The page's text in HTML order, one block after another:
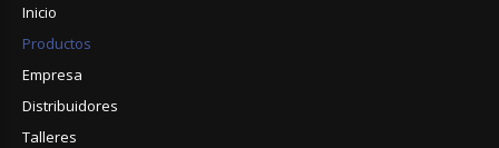
Inicio
Productos
Empresa
Distribuidores
Talleres